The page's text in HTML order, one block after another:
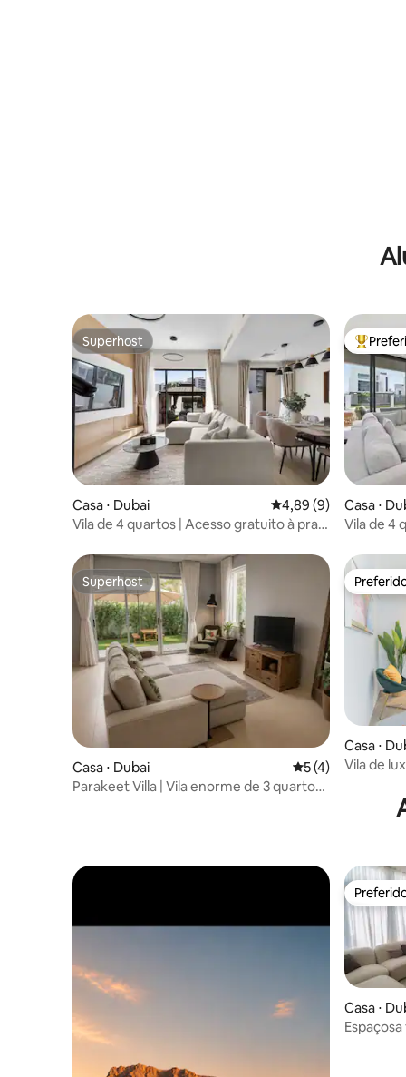
Superhost
Superhost
Casa ⋅ Dubai 4,89 de uma
4,89 (9)
Vila de 4 quartos | Acesso gratuito à praia
Entre
Casa ⋅
Vila de 4
Superhost
Superhost
Casa ⋅ Dubai 5 de uma
5 (4)
Parakeet Villa | Vila enorme de 3 quartos |
Casa ⋅
Vila de
Casa ⋅